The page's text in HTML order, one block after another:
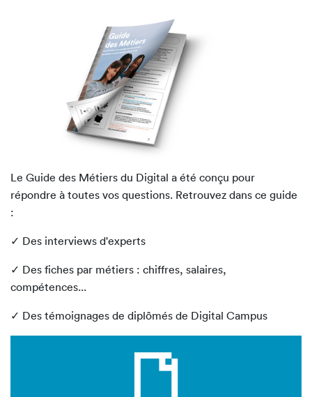
Le Guide des Métiers du Digital a été conçu pour
répondre à toutes vos questions. Retrouvez dans ce guide
:
✓ Des interviews d'experts
✓ Des fiches par métiers : chiffres, salaires,
compétences...
✓ Des témoignages de diplômés de Digital Campus